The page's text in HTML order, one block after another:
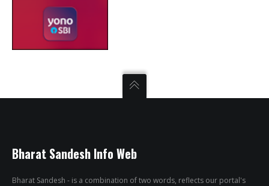
Bharat Sandesh Info Web
Bharat Sandesh - is a combination of two words, reflects our portal's